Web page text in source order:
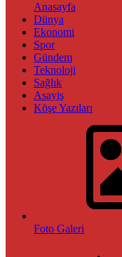
Anasayfa
Dünya
Ekonomi
Spor
Gündem
Teknoloji
Sağlık
Asayiş
Köşe Yazıları
Foto Galeri